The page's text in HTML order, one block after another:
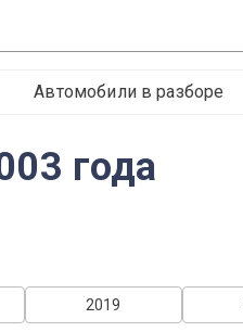
Автомобили в разборе
года
2019